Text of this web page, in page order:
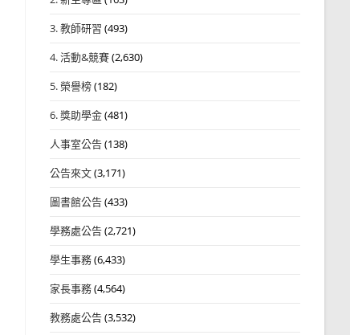
3. 教師研習 (493)
4. 活動&競賽(2,630)
5. 榮譽榜(182)
6. 獎助學金(481)
人事室公告(138)
公告來文(3,171)
圖書館公告(433)
學務處公告(2,721)
學生事務(6,433)
家長事務(4,564)
教務處公告(3,532)